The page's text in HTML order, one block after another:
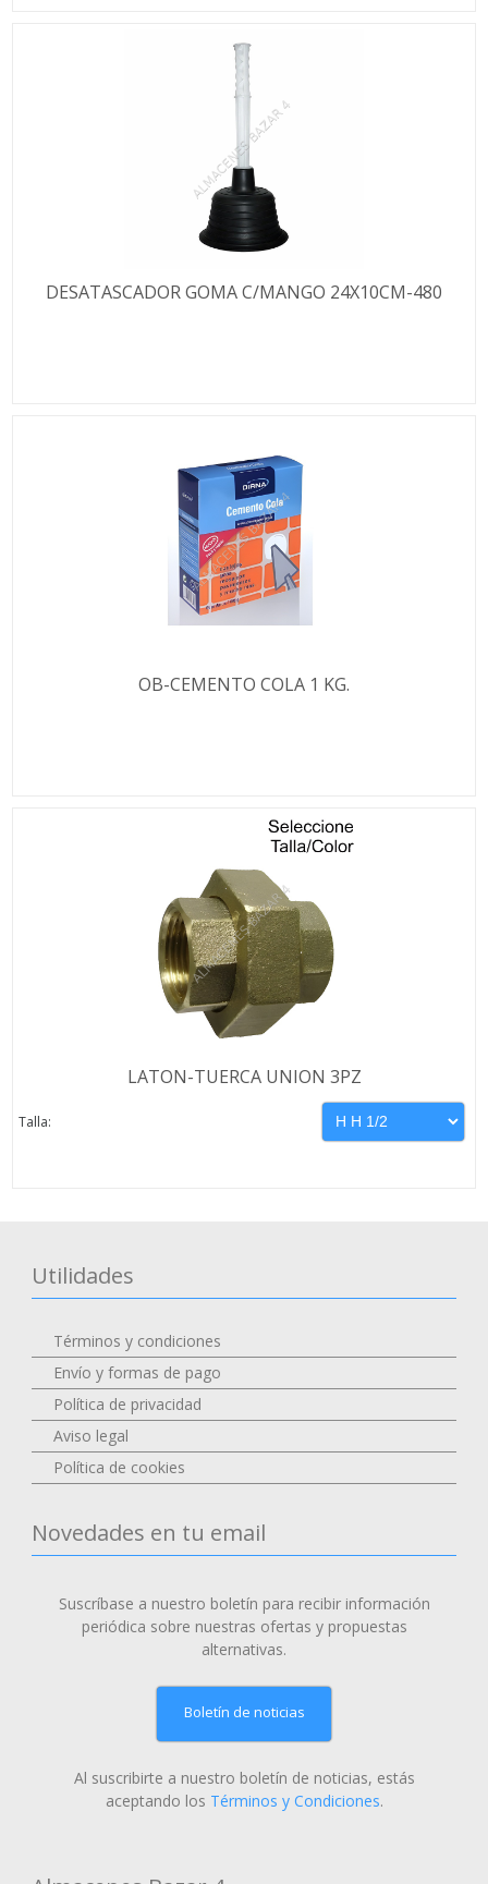
DESATASCADOR GOMA C/MANGO 24X10CM-480
OB-CEMENTO COLA 1 KG.
LATON-TUERCA UNION 3PZ
Talla:
Utilidades
Términos y condiciones
Envío y formas de pago
Política de privacidad
Aviso legal
Política de cookies
Novedades en tu email
Suscríbase a nuestro boletín para recibir información
periódica sobre nuestras ofertas y propuestas
alternativas.
Boletín de noticias
Al suscribirte a nuestro boletín de noticias, estás
aceptando los Términos y Condiciones.